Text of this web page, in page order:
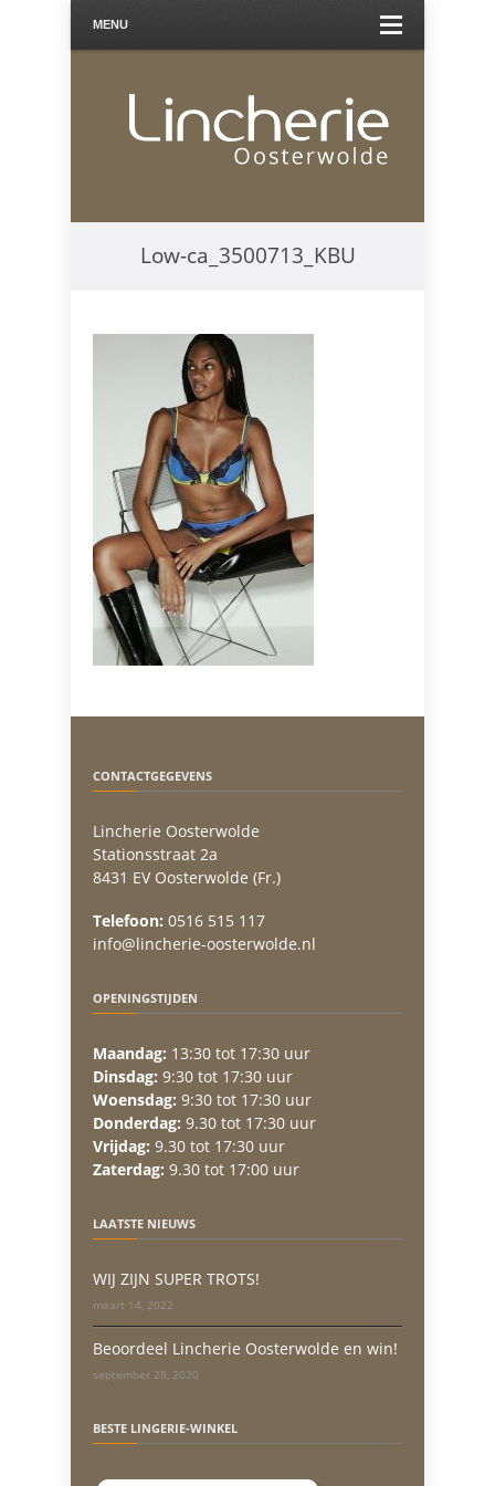
MENU
Low-ca_3500713_KBU
CONTACTGEGEVENS
Lincherie Oosterwolde
Stationsstraat 2a
8431 EV Oosterwolde (Fr.)
Telefoon: 0516 515 117
info@lincherie-oosterwolde.nl
OPENINGSTIJDEN
Maandag: 13:30 tot 17:30 uur
Dinsdag: 9:30 tot 17:30 uur
Woensdag: 9:30 tot 17:30 uur
Donderdag: 9.30 tot 17:30 uur
Vrijdag: 9.30 tot 17:30 uur
Zaterdag: 9.30 tot 17:00 uur
LAATSTE NIEUWS
WIJ ZIJN SUPER TROTS!
maart 14, 2022
Beoordeel Lincherie Oosterwolde en win!
september 28, 2020
BESTE LINGERIE-WINKEL